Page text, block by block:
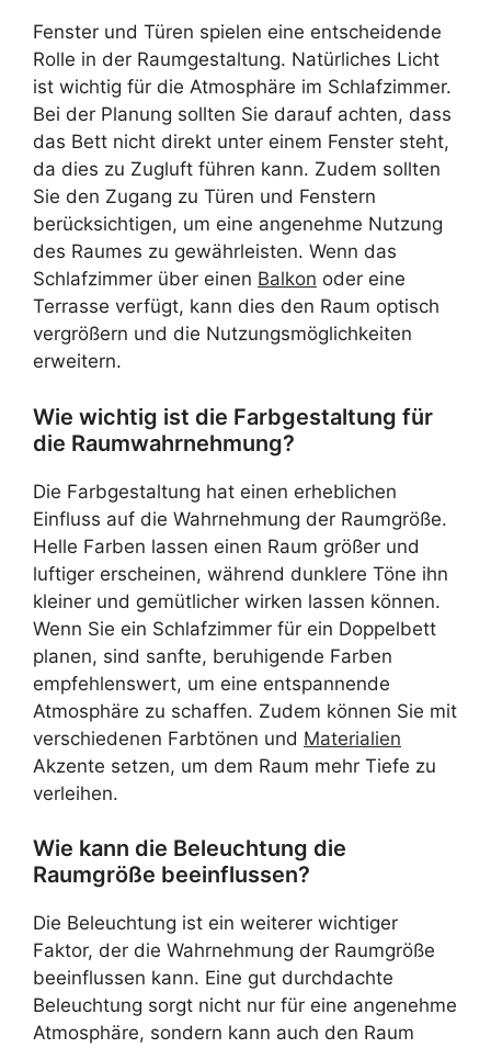
Fenster und Türen spielen eine entscheidende
Rolle in der Raumgestaltung. Natürliches Licht
ist wichtig für die Atmosphäre im Schlafzimmer.
Bei der Planung sollten Sie darauf achten, dass
das Bett nicht direkt unter einem Fenster steht,
da dies zu Zugluft führen kann. Zudem sollten
Sie den Zugang zu Türen und Fenstern
berücksichtigen, um eine angenehme Nutzung
des Raumes zu gewährleisten. Wenn das
Schlafzimmer über einen Balkon oder eine
Terrasse verfügt, kann dies den Raum optisch
vergrößern und die Nutzungsmöglichkeiten
erweitern.
Wie wichtig ist die Farbgestaltung für
die Raumwahrnehmung?
Die Farbgestaltung hat einen erheblichen
Einfluss auf die Wahrnehmung der Raumgröße.
Helle Farben lassen einen Raum größer und
luftiger erscheinen, während dunklere Töne ihn
kleiner und gemütlicher wirken lassen können.
Wenn Sie ein Schlafzimmer für ein Doppelbett
planen, sind sanfte, beruhigende Farben
empfehlenswert, um eine entspannende
Atmosphäre zu schaffen. Zudem können Sie mit
verschiedenen Farbtönen und Materialien
Akzente setzen, um dem Raum mehr Tiefe zu
verleihen.
Wie kann die Beleuchtung die
Raumgröße beeinflussen?
Die Beleuchtung ist ein weiterer wichtiger
Faktor, der die Wahrnehmung der Raumgröße
beeinflussen kann. Eine gut durchdachte
Beleuchtung sorgt nicht nur für eine angenehme
Atmosphäre, sondern kann auch den Raum